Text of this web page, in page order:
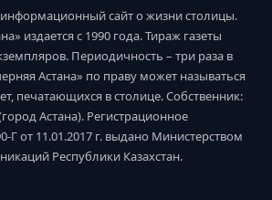
сайт о жизни столицы.
издается с 1990 года. Тираж газеты
Периодичность – три раза в
Астана» по праву может называться
печатающихся в столице. Собственник:
Астана). Регистрационное
Г от 11.01.2017 г. выдано Министерством
Республики Казахстан.